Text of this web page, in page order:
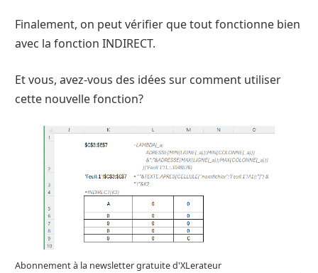
Finalement, on peut vérifier que tout fonctionne bien
avec la fonction INDIRECT.
Et vous, avez-vous des idées sur comment utiliser
cette nouvelle fonction?
Abonnement à la newsletter gratuite d'XLerateur